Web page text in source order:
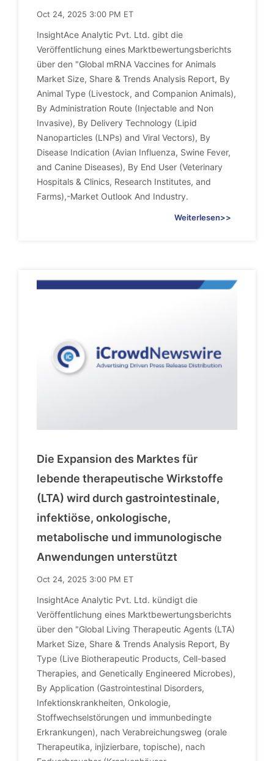
Oct 24, 2025 3:00 PM ET
InsightAce Analytic Pvt. Ltd. gibt die
Veröffentlichung eines Marktbewertungsberichts
über den "Global mRNA Vaccines for Animals
Market Size, Share & Trends Analysis Report, By
Animal Type (Livestock, and Companion Animals),
By Administration Route (Injectable and Non
Invasive), By Delivery Technology (Lipid
Nanoparticles (LNPs) and Viral Vectors), By
Disease Indication (Avian Influenza, Swine Fever,
and Canine Diseases), By End User (Veterinary
Hospitals & Clinics, Research Institutes, and
Farms),-Market Outlook And Industry.
Weiterlesen>>
Die Expansion des Marktes für
lebende therapeutische Wirkstoffe
(LTA) wird durch gastrointestinale,
infektiöse, onkologische,
metabolische und immunologische
Anwendungen unterstützt
Oct 24, 2025 3:00 PM ET
InsightAce Analytic Pvt. Ltd. kündigt die
Veröffentlichung eines Marktbewertungsberichts
über den "Global Living Therapeutic Agents (LTA)
Market Size, Share & Trends Analysis Report, By
Type (Live Biotherapeutic Products, Cell-based
Therapies, and Genetically Engineered Microbes),
By Application (Gastrointestinal Disorders,
Infektionskrankheiten, Onkologie,
Stoffwechselstörungen und immunbedingte
Erkrankungen), nach Verabreichungsweg (orale
Therapeutika, injizierbare, topische), nach